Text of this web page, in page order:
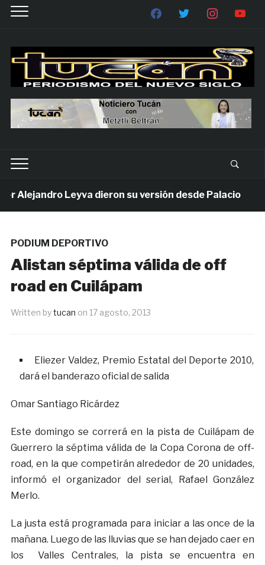
Alejandro Leyva dieron su versión desde Palacio
PODIUM DEPORTIVO
Alistan séptima válida de off
road en Cuilápam
Written bytucan on 17 agosto, 2013
Eliezer Valdez, Premio Estatal del Deporte 2010,
dará el banderazo oficial de salida
Omar Santiago Ricárdez
Este domingo se correrá en la pista de Cuilápam de
Guerrero la séptima válida de la Copa Corona de off-
road, en la que competirán alrededor de 20 unidades,
informó el organizador del serial, Rafael González
Merlo.
La justa está programada para iniciar a las once de la
mañana. Luego de las lluvias que se han dejado caer en
los Valles Centrales, la pista se encuentra en